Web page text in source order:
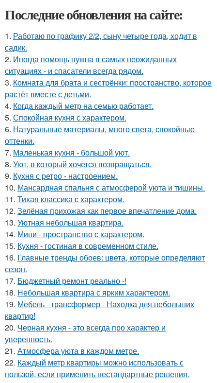
Последние обновления на сайте:
1. Работаю по графику 2/2, сыну четыре года, ходит в
садик.
2. Иногда помощь нужна в самых неожиданных
ситуациях - и спасатели всегда рядом.
3. Комната для брата и сестрёнки: пространство, которое
растёт вместе с детьми.
4. Когда каждый метр на семью работает.
5. Спокойная кухня с характером.
6. Натуральные материалы, много света, спокойные
оттенки.
7. Маленькая кухня - большой уют.
8. Уют, в который хочется возвращаться.
9. Кухня с ретро - настроением.
10. Мансардная спальня с атмосферой уюта и тишины.
11. Тихая классика с характером.
12. Зелёная прихожая как первое впечатление дома.
13. Уютная небольшая квартира.
14. Мини - пространство с характером.
15. Кухня - гостиная в современном стиле.
16. Главные тренды обоев: цвета, которые определяют
сезон.
17. Бюджетный ремонт реально -!
18. Небольшая квартира с ярким характером.
19. Мебель - трансформер - Находка для небольших
квартир!
20. Черная кухня - это всегда про характер и
уверенность.
21. Атмосфера уюта в каждом метре.
22. Каждый метр квартиры можно использовать с
пользой, если применить нестандартные решения.